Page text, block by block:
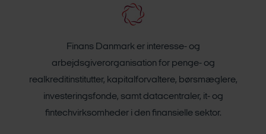
Finans Danmark er interesse- og
arbejdsgiverorganisation for penge- og
realkreditinstitutter, kapitalforvaltere, børsmæglere,
investeringsfonde, samt datacentraler, it- og
fintechvirksomheder i den finansielle sektor.